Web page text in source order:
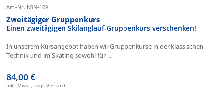
Art.-Nr. NSN-109
Zweitägiger Gruppenkurs
Einen zweitägigen Skilanglauf-Gruppenkurs verschenken!
In unserem Kursangebot haben wir Gruppenkurse in der klassischen
Technik und im Skating sowohl für ...
84,00 €
inkl. Mwst., zzgl. Versand